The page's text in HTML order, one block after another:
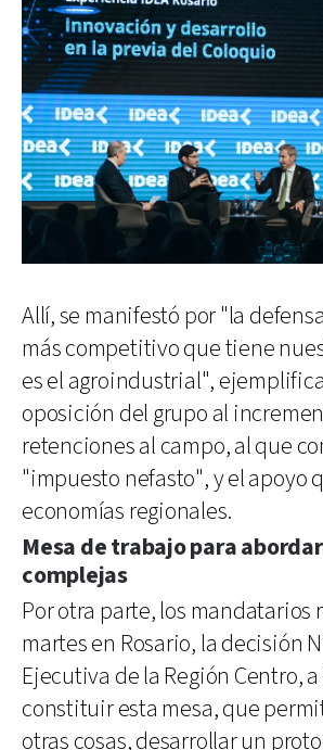
Allí, se manifestó por "la
más competitivo que tiene
es el agroindustrial",
oposición del grupo al
retenciones al campo, al que
"impuesto nefasto", y el apoyo
economías regionales.
Mesa de trabajo para
complejas
Por otra parte, los mandatarios
martes en Rosario, la decisión
Ejecutiva de la Región Centro,
constituir esta mesa, que
otras cosas, desarrollar un